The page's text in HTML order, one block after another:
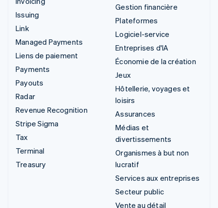
Issuing
Link
Managed Payments
Liens de paiement
Payments
Payouts
Radar
Revenue Recognition
Stripe Sigma
Tax
Terminal
Treasury
Gestion financière
Plateformes
Logiciel-service
Entreprises d'IA
Économie de la création
Jeux
Hôtellerie, voyages et
loisirs
Assurances
Médias et
divertissements
Organismes à but non
lucratif
Services aux entreprises
Secteur public
Vente au détail